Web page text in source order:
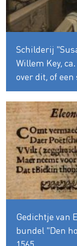
Schilderij
Willem Key,
over dit, of
Gedichtje van
bundel "Den